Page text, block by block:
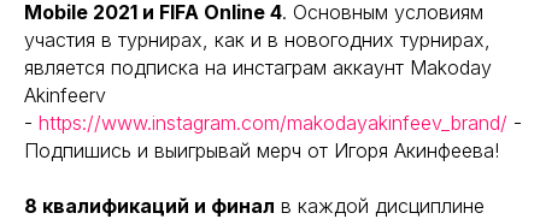
Mobile 2021 и FIFA Online 4. Основным условиям
участия в турнирах, как и в новогодних турнирах,
является подписка на инстаграм аккаунт Makoday
Akinfeerv
- https://www.instagram.com/makodayakinfeev_brand/ -
Подпишись и выигрывай мерч от Игоря Акинфеева!
8 квалификаций и финал в каждой дисциплине